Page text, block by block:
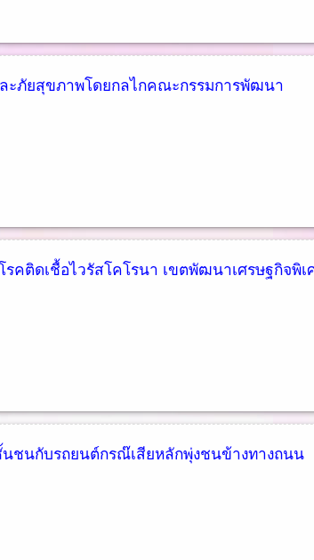
ภัยสุขภาพโดยกลไกคณะกรรมการพัฒนา
คติดเชื้อไวรัสโคโรนา เขตพัฒนาเศรษฐกิจพิเ
ชนกับรถยนต์กรณ๊เสียหลักพุ่งชนข้างทางถนน